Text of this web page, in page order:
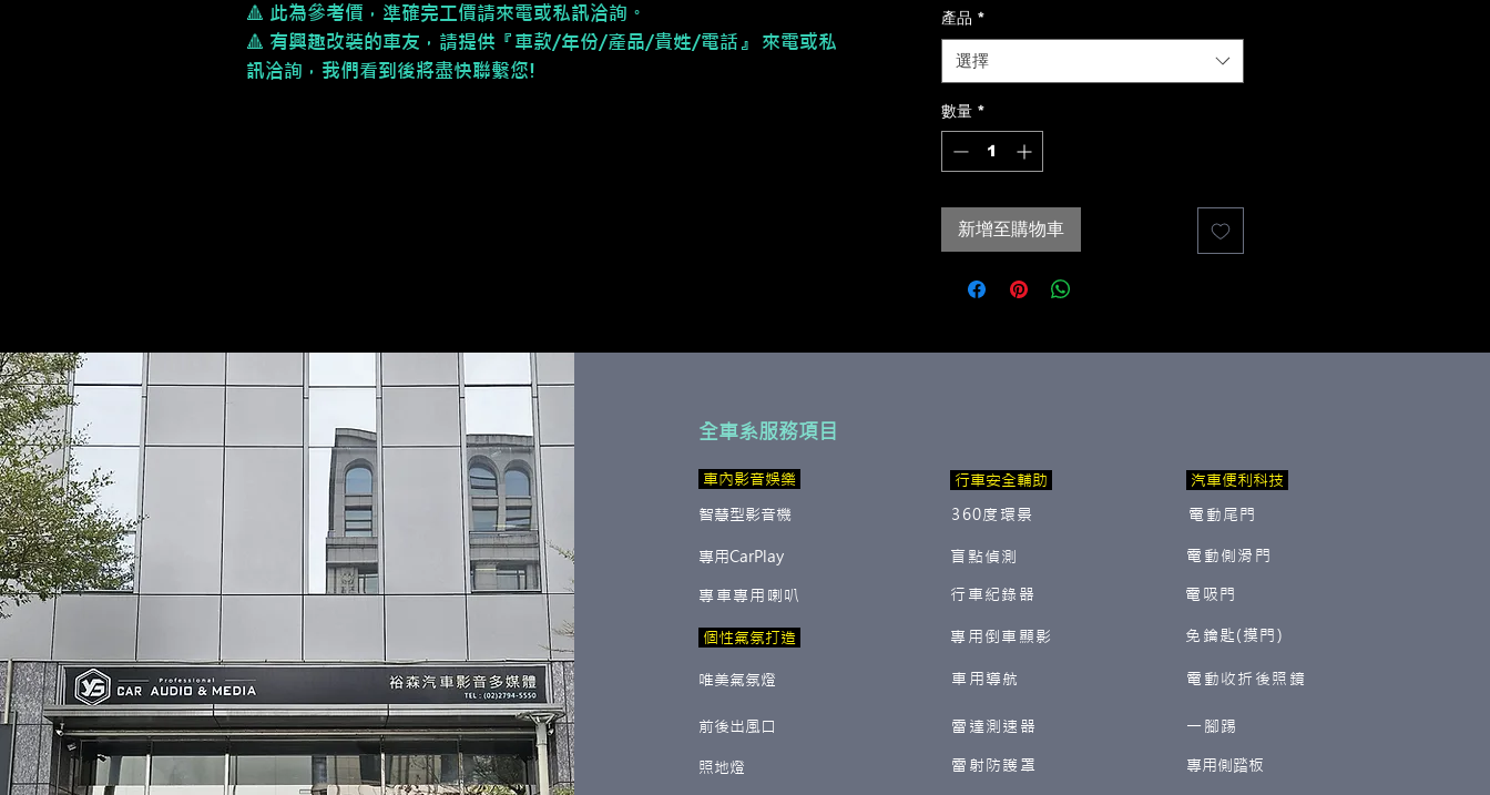
🔺 此為參考價， 準確完工價請來電或私訊洽詢。
🔺 有興趣改裝的車友，請提供『車款/年份/產品/貴姓/電話』 來電或私
訊洽詢，我們看到後將盡快聯繫您!
產品 *
選擇
數量 *
新增至購物車
全車系服務項目
​ 車內影音娛樂
智慧型影音機
行車安全輔助
360度環景
專用CarPlay
專車專用喇叭
盲點偵測
行車紀錄器
專用倒車顯影
​ 個性氣氛打造
唯美氣氛燈 車用導航
汽車便利科技
電動尾門
電動側滑門
電吸門
免鑰匙(摸門)
電動收折後照鏡
前後出風口 雷達測速器
照地燈 雷射防護罩
一腳踢
​專用側踏板